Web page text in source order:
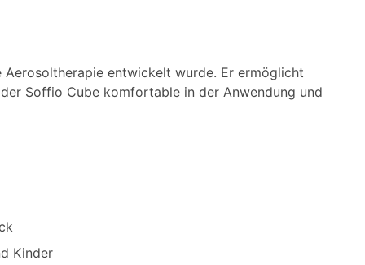
entwickelt wurde. Er ermöglicht
Soffio Cube komfortable in der Anwendung und
Kinder